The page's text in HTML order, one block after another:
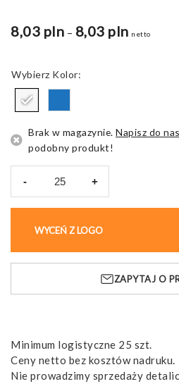
8,03 pln – 8,03 plnZakres
netto
Kolor
Brak w magazynie. Napisz do nas
podobny produkt!
-
końcówką
usb-
i
+
WYCEŃ Z LOGO
ZAPYTAJ O
Minimum logistyczne 25 szt.
Ceny netto bez kosztów nadruku.
Nie prowadzimy sprzedaży